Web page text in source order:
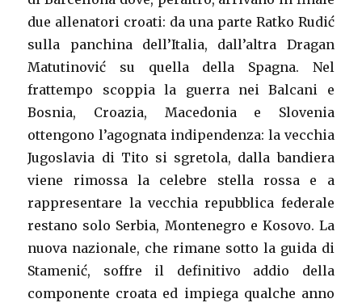
due allenatori croati: da una parte Ratko Rudić
sulla panchina dell’Italia, dall’altra Dragan
Matutinović su quella della Spagna. Nel
frattempo scoppia la guerra nei Balcani e
Bosnia, Croazia, Macedonia e Slovenia
ottengono l’agognata indipendenza: la vecchia
Jugoslavia di Tito si sgretola, dalla bandiera
viene rimossa la celebre stella rossa e a
rappresentare la vecchia repubblica federale
restano solo Serbia, Montenegro e Kosovo. La
nuova nazionale, che rimane sotto la guida di
Stamenić, soffre il definitivo addio della
componente croata ed impiega qualche anno